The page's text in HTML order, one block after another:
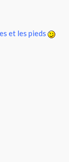
et les pieds